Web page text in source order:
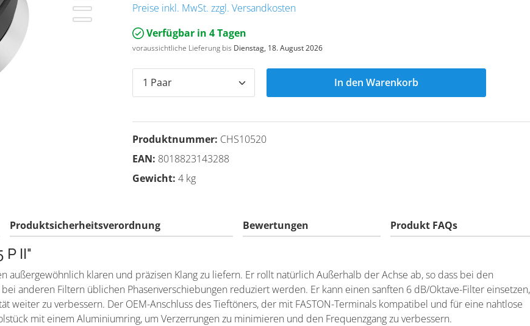
Preise inkl. MwSt. zzgl. Versandkosten
Verfügbar in 4 Tagen
voraussichtliche Lieferung bis Dienstag, 18. August 2026
In den Warenkorb
Produktnummer: CHS10520
EAN: 8018823143288
Gewicht: 4 kg
Produktsicherheitsverordnung Bewertungen Produkt FAQs
P II"
außergewöhnlich klaren und präzisen Klang zu liefern. Er rollt natürlich Außerhalb der Achse ab, so dass bei den
anderen Filtern üblichen Phasenverschiebungen reduziert werden. Er kann einen sanften 6 dB/Oktave-Filter einsetzen,
weiter zu verbessern. Der OEM-Anschluss des Tieftöners, der mit FASTON-Terminals kompatibel und für eine nahtlose
mit einem Aluminiumring, um Verzerrungen zu minimieren und den Frequenzgang zu verbessern.